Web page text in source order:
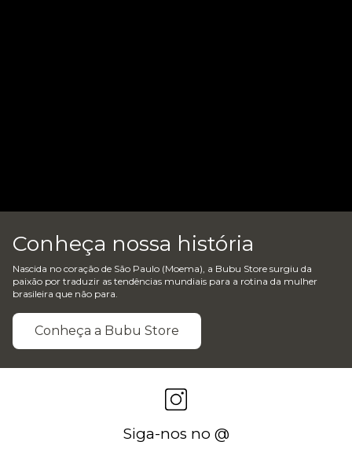
Conheça nossa história
Nascida no coração de São Paulo (Moema), a Bubu Store surgiu da
paixão por traduzir as tendências mundiais para a rotina da mulher
brasileira que não para.
Conheça a Bubu Store
Siga-nos no @